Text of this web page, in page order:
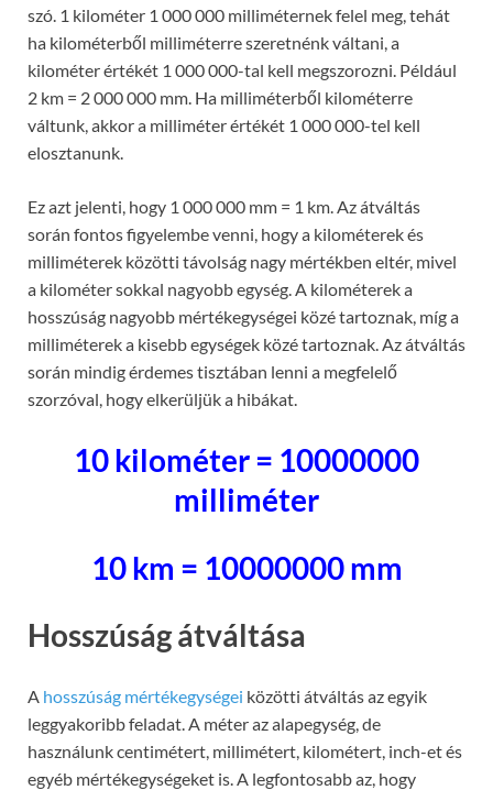
szó. 1 kilométer 1 000 000 milliméternek felel meg, tehát
ha kilométerből milliméterre szeretnénk váltani, a
kilométer értékét 1 000 000-tal kell megszorozni. Például
2 km = 2 000 000 mm. Ha milliméterből kilométerre
váltunk, akkor a milliméter értékét 1 000 000-tel kell
elosztanunk.
Ez azt jelenti, hogy 1 000 000 mm = 1 km. Az átváltás
során fontos figyelembe venni, hogy a kilométerek és
milliméterek közötti távolság nagy mértékben eltér, mivel
a kilométer sokkal nagyobb egység. A kilométerek a
hosszúság nagyobb mértékegységei közé tartoznak, míg a
milliméterek a kisebb egységek közé tartoznak. Az átváltás
során mindig érdemes tisztában lenni a megfelelő
szorzóval, hogy elkerüljük a hibákat.
10 kilométer = 10000000
milliméter
10 km = 10000000 mm
Hosszúság átváltása
A hosszúság mértékegységei közötti átváltás az egyik
leggyakoribb feladat. A méter az alapegység, de
használunk centimétert, millimétert, kilométert, inch-et és
egyéb mértékegységeket is. A legfontosabb az, hogy